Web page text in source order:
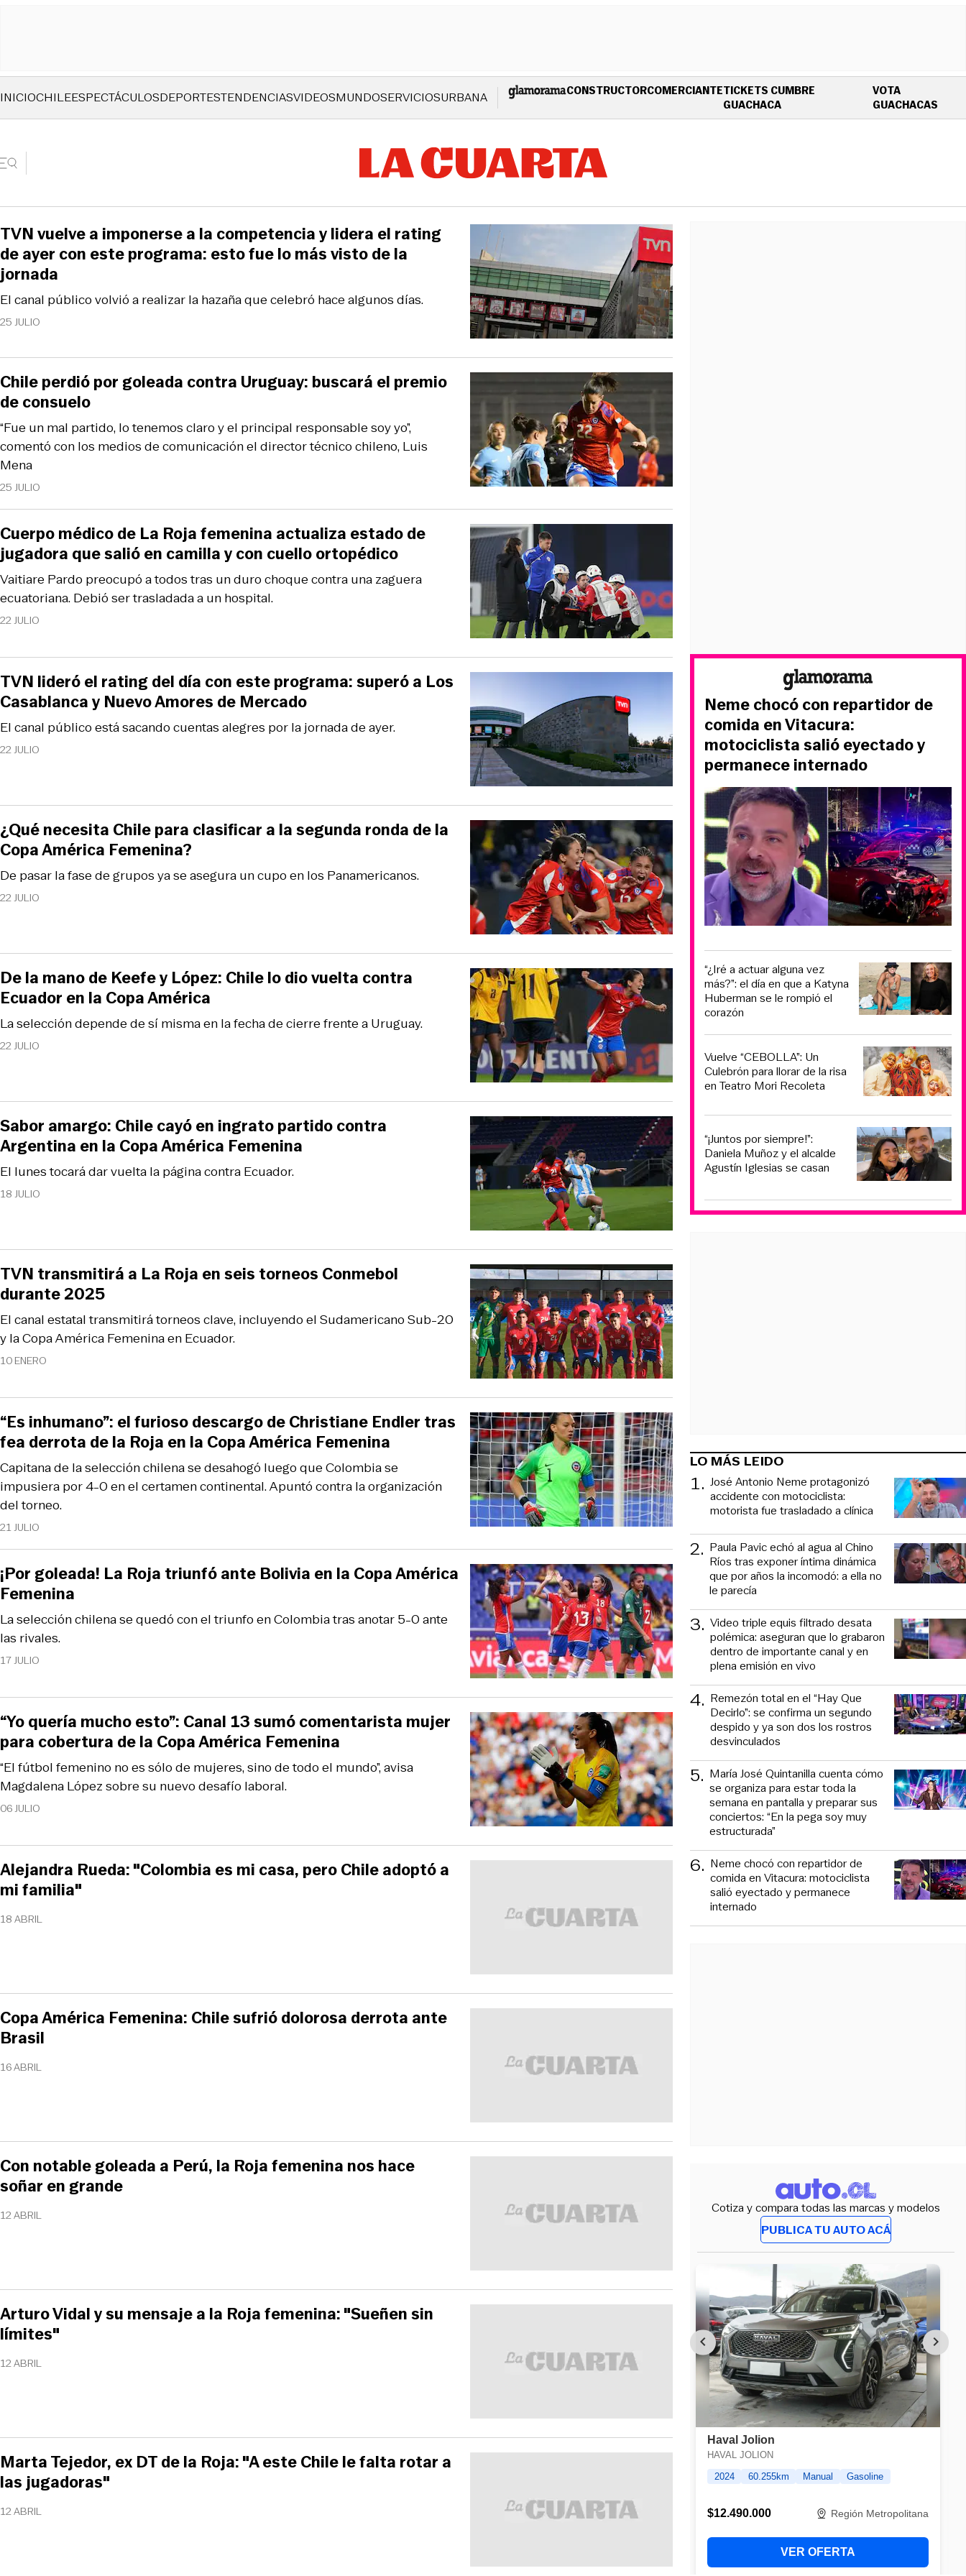
INICIOCHILEESPECTÁCULOSDEPORTESTENDENCIASVIDEOSMUNDOSERVICIOSURBANA CONSTRUCTORCOMERCIANTETICKETS CUMBRE
GUACHACAOPENS IN NEW WINDOW
VOTA
GUACHACAS
25 JULIO
El canal público volvió a realizar la hazaña que celebró hace algunos días.
TVN vuelve a imponerse a la competencia y lidera el rating
de ayer con este programa: esto fue lo más visto de la
jornada
25 JULIO
“Fue un mal partido, lo tenemos claro y el principal responsable soy yo”,
comentó con los medios de comunicación el director técnico chileno, Luis
Mena
Chile perdió por goleada contra Uruguay: buscará el premio
de consuelo
22 JULIO
Vaitiare Pardo preocupó a todos tras un duro choque contra una zaguera
ecuatoriana. Debió ser trasladada a un hospital.
Cuerpo médico de La Roja femenina actualiza estado de
jugadora que salió en camilla y con cuello ortopédico
22 JULIO
El canal público está sacando cuentas alegres por la jornada de ayer.
TVN lideró el rating del día con este programa: superó a Los
Casablanca y Nuevo Amores de Mercado
22 JULIO
De pasar la fase de grupos ya se asegura un cupo en los Panamericanos.
¿Qué necesita Chile para clasificar a la segunda ronda de la
Copa América Femenina?
22 JULIO
La selección depende de sí misma en la fecha de cierre frente a Uruguay.
De la mano de Keefe y López: Chile lo dio vuelta contra
Ecuador en la Copa América
18 JULIO
El lunes tocará dar vuelta la página contra Ecuador.
Sabor amargo: Chile cayó en ingrato partido contra
Argentina en la Copa América Femenina
10 ENERO
El canal estatal transmitirá torneos clave, incluyendo el Sudamericano Sub-20
y la Copa América Femenina en Ecuador.
TVN transmitirá a La Roja en seis torneos Conmebol
durante 2025
21 JULIO
Capitana de la selección chilena se desahogó luego que Colombia se
impusiera por 4-0 en el certamen continental. Apuntó contra la organización
del torneo.
“Es inhumano”: el furioso descargo de Christiane Endler tras
fea derrota de la Roja en la Copa América Femenina
17 JULIO
La selección chilena se quedó con el triunfo en Colombia tras anotar 5-0 ante
las rivales.
¡Por goleada! La Roja triunfó ante Bolivia en la Copa América
Femenina
06 JULIO
“El fútbol femenino no es sólo de mujeres, sino de todo el mundo”, avisa
Magdalena López sobre su nuevo desafío laboral.
“Yo quería mucho esto”: Canal 13 sumó comentarista mujer
para cobertura de la Copa América Femenina
18 ABRIL
Alejandra Rueda: "Colombia es mi casa, pero Chile adoptó a
mi familia"
16 ABRIL
Copa América Femenina: Chile sufrió dolorosa derrota ante
Brasil
12 ABRIL
Con notable goleada a Perú, la Roja femenina nos hace
soñar en grande
12 ABRIL
Arturo Vidal y su mensaje a la Roja femenina: "Sueñen sin
límites"
12 ABRIL
Marta Tejedor, ex DT de la Roja: "A este Chile le falta rotar a
las jugadoras"
Neme chocó con repartidor de
comida en Vitacura:
motociclista salió eyectado y
permanece internado
“¿Iré a actuar alguna vez
más?”: el día en que a Katyna
Huberman se le rompió el
corazón
Vuelve “CEBOLLA”: Un
Culebrón para llorar de la risa
en Teatro Mori Recoleta
“¡Juntos por siempre!”:
Daniela Muñoz y el alcalde
Agustín Iglesias se casan
LO MÁS LEIDO
1. José Antonio Neme protagonizó
accidente con motociclista:
motorista fue trasladado a clínica
2. Paula Pavic echó al agua al Chino
Ríos tras exponer íntima dinámica
que por años la incomodó: a ella no
le parecía
3. Video triple equis filtrado desata
polémica: aseguran que lo grabaron
dentro de importante canal y en
plena emisión en vivo
4. Remezón total en el “Hay Que
Decirlo”: se confirma un segundo
despido y ya son dos los rostros
desvinculados
5. María José Quintanilla cuenta cómo
se organiza para estar toda la
semana en pantalla y preparar sus
conciertos: “En la pega soy muy
estructurada”
6. Neme chocó con repartidor de
comida en Vitacura: motociclista
salió eyectado y permanece
internado
Cotiza y compara todas las marcas y modelos
PUBLICA TU AUTO ACÁ